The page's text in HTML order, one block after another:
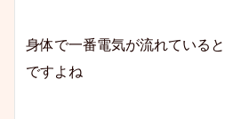
身体で一番電気が流れている
ですよね